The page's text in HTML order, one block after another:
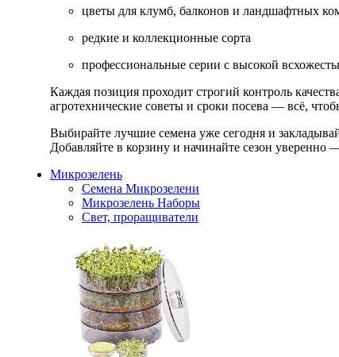
цветы для клумб, балконов и ландшафтных
редкие и коллекционные сорта
профессиональные серии с высокой
Каждая позиция проходит строгий контроль
агротехнические советы и сроки посева — всё,
Выбирайте лучшие семена уже сегодня и
Добавляйте в корзину и начинайте сезон уверенно
Микрозелень
Семена Микрозелени
Микрозелень Наборы
Свет, проращиватели